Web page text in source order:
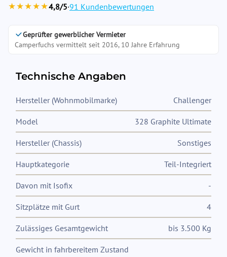
★★★★★4,8/5·91 Kundenbewertungen
Geprüfter gewerblicher Vermieter
Camperfuchs vermittelt seit 2016, 10 Jahre Erfahrung
Technische Angaben
Hersteller (Wohnmobilmarke) Challenger
Model 328 Graphite Ultimate
Hersteller (Chassis) Sonstiges
Hauptkategorie Teil-Integriert
Davon mit Isofix -
Sitzplätze mit Gurt 4
Zulässiges Gesamtgewicht bis 3.500 Kg
Gewicht in fahrbereitem Zustand